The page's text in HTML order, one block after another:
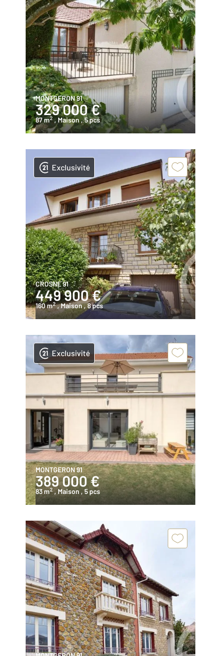
MONTGERON 91
329 000 €
87 m2 , Maison , 5 pcs
Exclusivité
CROSNE 91
449 900 €
160 m2 , Maison, 8 pcs
Exclusivité
MONTGERON 91
389 000 €
83 m2 , Maison , 5 pcs